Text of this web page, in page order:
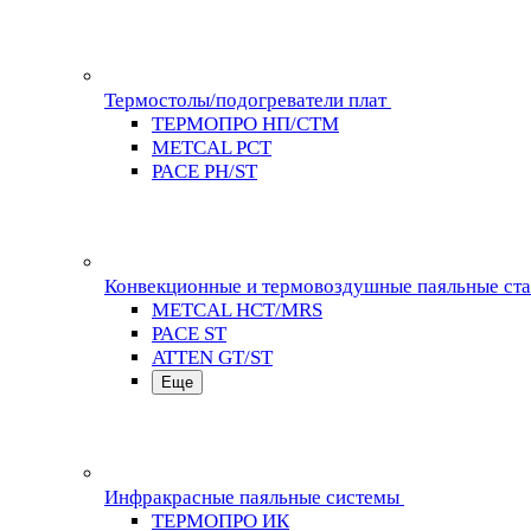
Термостолы/подогреватели плат
ТЕРМОПРО НП/СТМ
METCAL PCT
PACE PH/ST
Конвекционные и термовоздушные паяльные
METCAL HCT/MRS
PACE ST
ATTEN GT/ST
Еще
Инфракрасные паяльные системы
ТЕРМОПРО ИК